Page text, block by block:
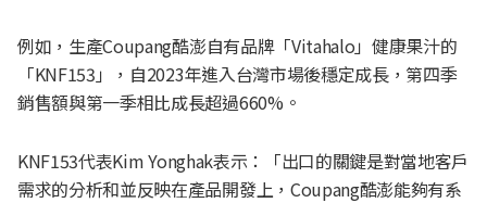
例如，生產Coupang酷澎自有品牌「Vitahalo」健康果汁的
「KNF153」，自2023年進入台灣市場後穩定成長，第四季
銷售額與第一季相比成長超過660%。
KNF153代表Kim Yonghak表示：「出口的關鍵是對當地客戶
需求的分析和並反映在產品開發上，Coupang酷澎能夠有系